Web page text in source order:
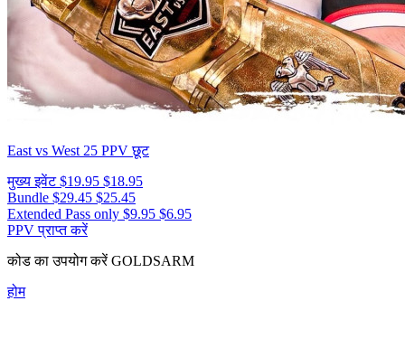
East vs West 25 PPV छूट
मुख्य इवेंट$19.95 $18.95
Bundle $29.45 $25.45
Extended Pass only $9.95 $6.95
PPV प्राप्त करें
कोड का उपयोग करेंGOLDSARM
होम